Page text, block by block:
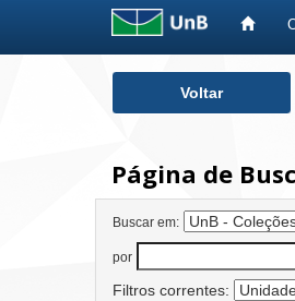
Voltar
Página de
Buscar em:
por
Filtros correntes: